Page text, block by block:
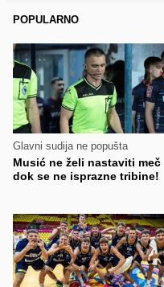
POPULARNO
Glavni sudija ne popušta
Musić ne želi nastaviti meč
dok se ne isprazne tribine!